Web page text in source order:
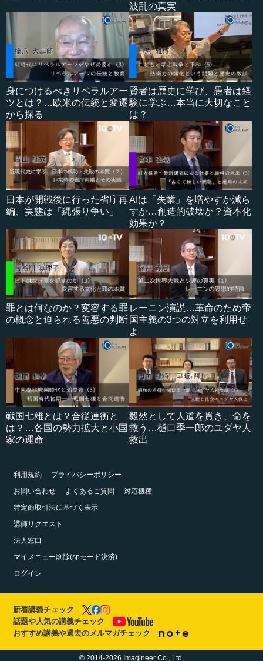
波乱の真実
身につけるべきリベラルアー
ツとは？…欧米の伝統と変遷
から探る
賢者は歴史に学び、愚者は経
験に学ぶ…本当に大切なこと
は？
日本が開戦後に行った省庁再
編、実態は「縄張り争い」
AIは「失業」を増やすか減ら
すか…創造的破壊か？資本化
効果か？
罪とは何なのか？変容する罪
の概念と迫られる善悪の判断
レーニン演説…革命のため帝
国主義の3つの対立を利用せ
よ
戦国七雄とは？合従連衡と
は？…各国の勢力拡大と小国
家の運命
毅然として人道を貫き、命を
救う…樋口季一郎のユダヤ人
救出
利用規約
プライバシーポリシー
お問い合わせ
よくあるご質問
対応機種
特定商取引法に基づく表示
講師リクエスト
法人窓口
マイメニュー削除(spモード決済)
ログイン
新着講義チェック
話題や人気の講義チェック
おすすめ講義や過去のメルマガチェック
© 2014-2026 Imagineer Co., Ltd.